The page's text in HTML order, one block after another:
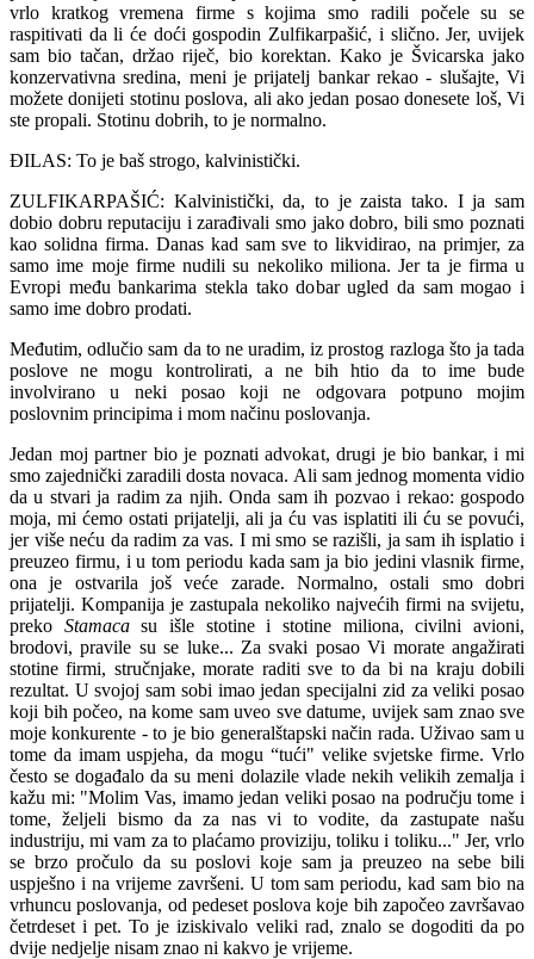
vrlo kratkog vremena firme s kojima smo radili počele su se
raspitivati da li će doći gospodin Zulfikarpašić, i slično. Jer, uvijek
sam bio tačan, držao riječ, bio korektan. Kako je Švicarska jako
konzervativna sredina, meni je prijatelj bankar rekao - slušajte, Vi
možete donijeti stotinu poslova, ali ako jedan posao donesete loš, Vi
ste propali. Stotinu dobrih, to je normalno.
ĐILAS: To je baš strogo, kalvinistički.
ZULFIKARPAŠIĆ: Kalvinistički, da, to je zaista tako. I ja sam
dobio dobru reputaciju i zarađivali smo jako dobro, bili smo poznati
kao solidna firma. Danas kad sam sve to likvidirao, na primjer, za
samo ime moje firme nudili su nekoliko miliona. Jer ta je firma u
Evropi među bankarima stekla tako dobar ugled da sam mogao i
samo ime dobro prodati.
Međutim, odlučio sam da to ne uradim, iz prostog razloga što ja tada
poslove ne mogu kontrolirati, a ne bih htio da to ime bude
involvirano u neki posao koji ne odgovara potpuno mojim
poslovnim principima i mom načinu poslovanja.
Jedan moj partner bio je poznati advokat, drugi je bio bankar, i mi
smo zajednički zaradili dosta novaca. Ali sam jednog momenta vidio
da u stvari ja radim za njih. Onda sam ih pozvao i rekao: gospodo
moja, mi ćemo ostati prijatelji, ali ja ću vas isplatiti ili ću se povući,
jer više neću da radim za vas. I mi smo se razišli, ja sam ih isplatio i
preuzeo firmu, i u tom periodu kada sam ja bio jedini vlasnik firme,
ona je ostvarila još veće zarade. Normalno, ostali smo dobri
prijatelji. Kompanija je zastupala nekoliko najvećih firmi na svijetu,
preko Stamacasu išle stotine i stotine miliona, civilni avioni,
brodovi, pravile su se luke... Za svaki posao Vi morate angažirati
stotine firmi, stručnjake, morate raditi sve to da bi na kraju dobili
rezultat. U svojoj sam sobi imao jedan specijalni zid za veliki posao
koji bih počeo, na kome sam uveo sve datume, uvijek sam znao sve
moje konkurente - to je bio generalštapski način rada. Uživao sam u
tome da imam uspjeha, da mogu “tući" velike svjetske firme. Vrlo
često se događalo da su meni dolazile vlade nekih velikih zemalja i
kažu mi: "Molim Vas, imamo jedan veliki posao na području tome i
tome, željeli bismo da za nas vi to vodite, da zastupate našu
industriju, mi vam za to plaćamo proviziju, toliku i toliku..." Jer, vrlo
se brzo pročulo da su poslovi koje sam ja preuzeo na sebe bili
uspješno i na vrijeme završeni. U tom sam periodu, kad sam bio na
vrhuncu poslovanja, od pedeset poslova koje bih započeo završavao
četrdeset i pet. To je iziskivalo veliki rad, znalo se dogoditi da po
dvije nedjelje nisam znao ni kakvo je vrijeme.